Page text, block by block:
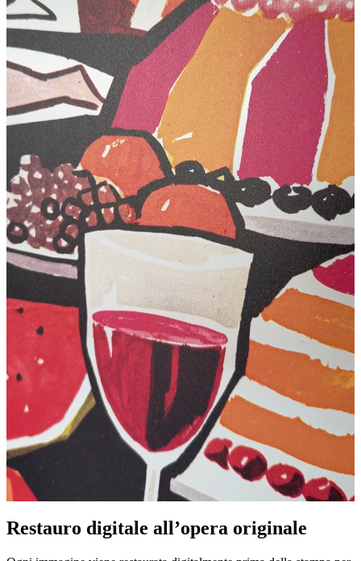
Restauro digitale all’opera originale